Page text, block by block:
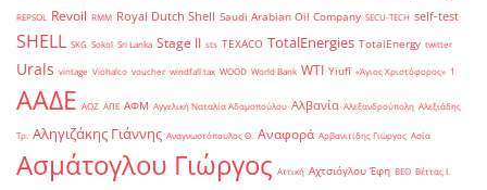
REPSOL Revoil RMM Royal Dutch Shell Saudi Arabian Oil Company SECU-TECH self-test
SHELL SKG Sokol Sri Lanka Stage II sts TEXACO TotalEnergies TotalEnergy twitter
Urals vintage Viohalco voucher windfall tax WOOD World Bank WTI Yiufi «Άγιος Χριστόφορος» ΄1
ΑΑΔΕ ΑΟΖ ΑΠΕ ΑΦΜ Αγγελική Ναταλία Αδαμοπούλου Αλβανία Αλεξανδρούπολη Αλεξιάδης
Τρ. Αληγιζάκης Γιάννης Αναγνωστόπουλος Θ. Αναφορά Αρβανιτίδης Γιώργος Ασία
Ασμάτογλου Γιώργος Αττική Αχτσιόγλου Έφη ΒΕΘ Βέττας Ι.